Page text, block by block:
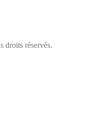
droits réservés.